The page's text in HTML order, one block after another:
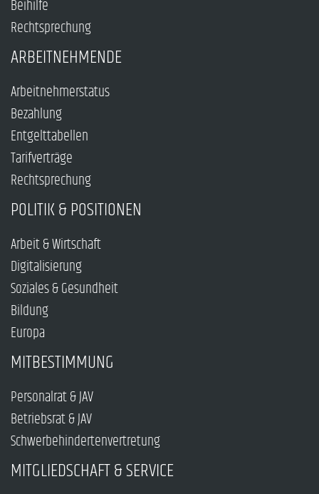
Beihilfe
Rechtsprechung
ARBEITNEHMENDE
Arbeitnehmerstatus
Bezahlung
Entgelttabellen
Tarifverträge
Rechtsprechung
POLITIK & POSITIONEN
Arbeit & Wirtschaft
Digitalisierung
Soziales & Gesundheit
Bildung
Europa
MITBESTIMMUNG
Personalrat & JAV
Betriebsrat & JAV
Schwerbehindertenvertretung
MITGLIEDSCHAFT & SERVICE